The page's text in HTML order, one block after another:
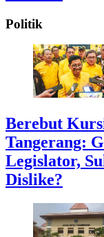
Politik
Berebut
Tangerang:
Legislator,
Dislike?